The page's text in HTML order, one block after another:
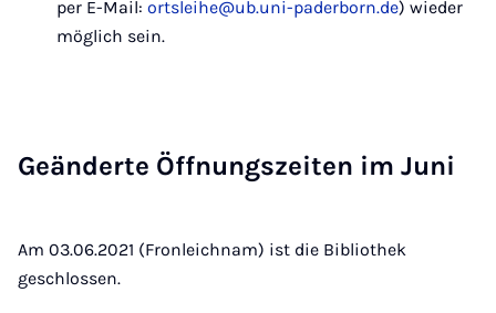
per E-Mail:ortsleihe@ub.uni-paderborn.de) wieder
möglich sein.
Ge­än­der­te Öff­nungs­zei­ten im Ju­ni
Am 03.06.2021 (Fronleichnam) ist die Bibliothek
geschlossen.